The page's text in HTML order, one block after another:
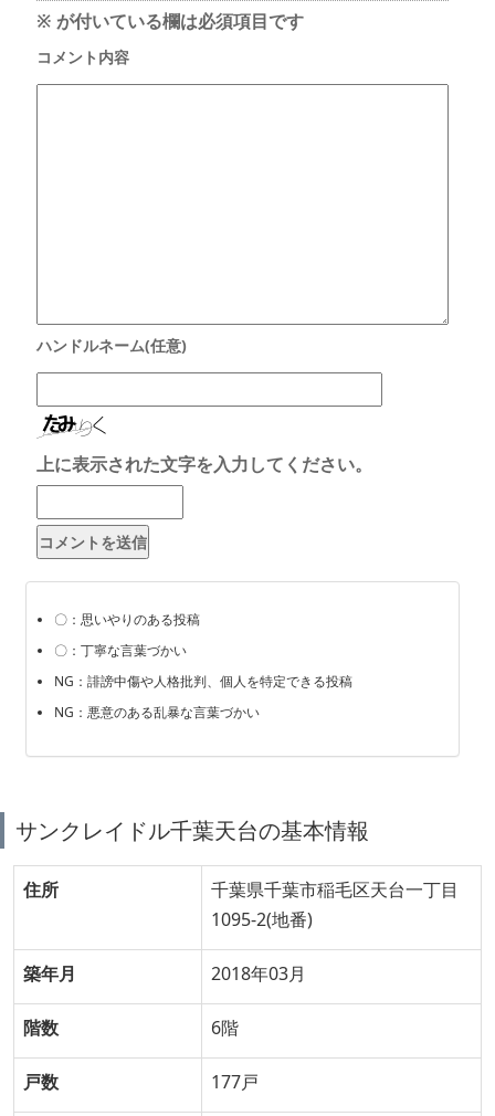
※ が付いている欄は必須項目です
上に表示された文字を入力してください。
〇：思いやりのある投稿
〇：丁寧な言葉づかい
NG：誹謗中傷や人格批判、個人を特定できる投稿
NG：悪意のある乱暴な言葉づかい
サンクレイドル千葉天台の基本情報
住所
千葉県千葉市稲毛区天台一丁目
1095-2(地番)
築年月 2018年03月
階数 6階
戸数 177戸